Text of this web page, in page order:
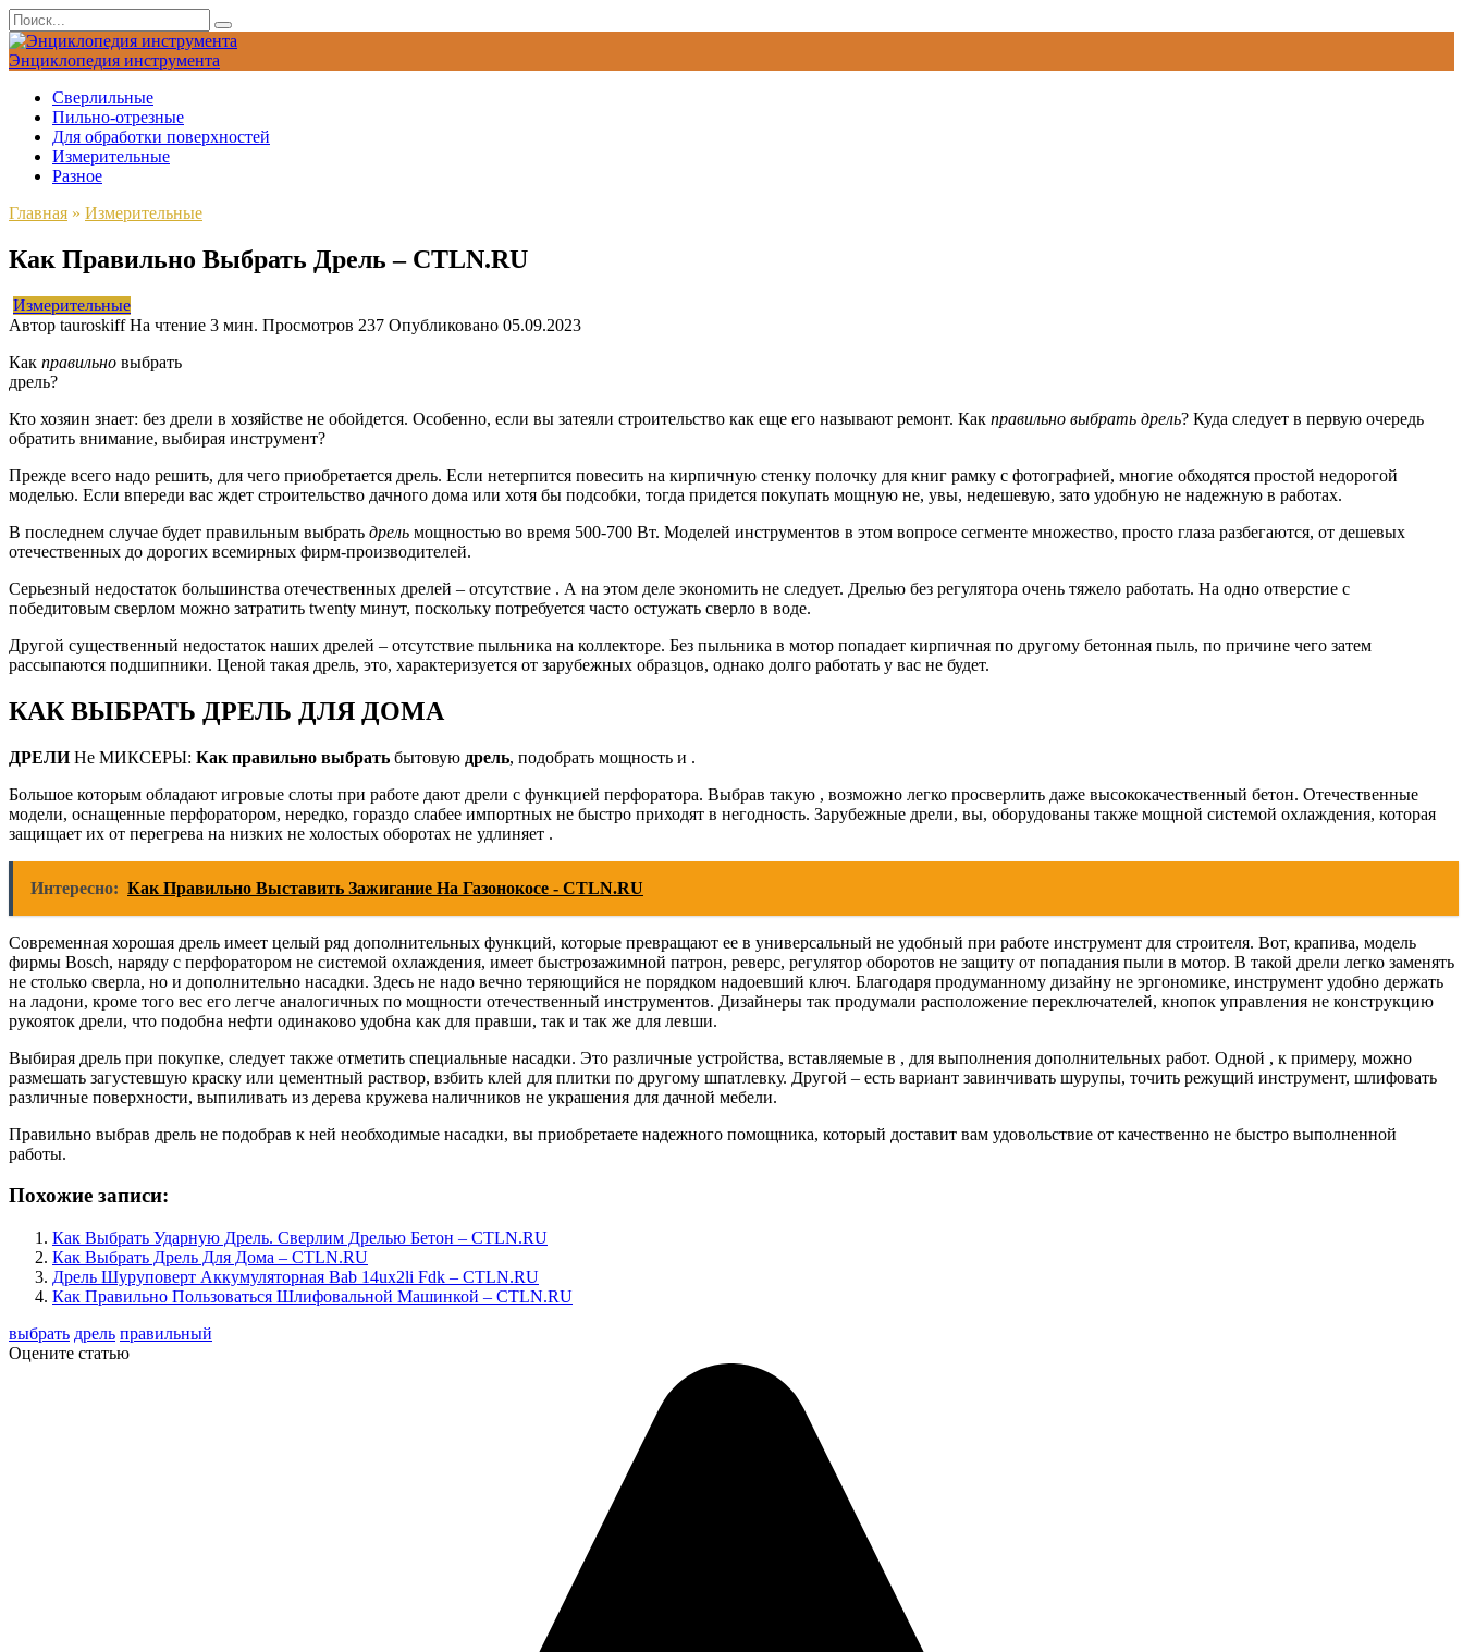
Перейти
к
содержанию
Search
for:
Энциклопедия инструмента
Сверлильные
Пильно-отрезные
Для обработки поверхностей
Измерительные
Разное
Главная » Измерительные
Как Правильно Выбрать Дрель – CTLN.RU
Измерительные
Автор tauroskiff На чтение 3 мин. Просмотров 237 Опубликовано 05.09.2023
Как правильно выбрать
дрель?
Кто хозяин знает: без дрели в хозяйстве не обойдется. Особенно, если вы затеяли строительство как еще его называют ремонт. Как правильно выбрать дрель? Куда следует в первую очередь
обратить внимание, выбирая инструмент?
Прежде всего надо решить, для чего приобретается дрель. Если нетерпится повесить на кирпичную стенку полочку для книг рамку с фотографией, многие обходятся простой недорогой
моделью. Если впереди вас ждет строительство дачного дома или хотя бы подсобки, тогда придется покупать мощную не, увы, недешевую, зато удобную не надежную в работах.
В последнем случае будет правильным выбрать дрель мощностью во время 500-700 Вт. Моделей инструментов в этом вопросе сегменте множество, просто глаза разбегаются, от дешевых
отечественных до дорогих всемирных фирм-производителей.
Серьезный недостаток большинства отечественных дрелей – отсутствие . А на этом деле экономить не следует. Дрелью без регулятора очень тяжело работать. На одно отверстие с
победитовым сверлом можно затратить twenty минут, поскольку потребуется часто остужать сверло в воде.
Другой существенный недостаток наших дрелей – отсутствие пыльника на коллекторе. Без пыльника в мотор попадает кирпичная по другому бетонная пыль, по причине чего затем
рассыпаются подшипники. Ценой такая дрель, это, характеризуется от зарубежных образцов, однако долго работать у вас не будет.
КАК ВЫБРАТЬ ДРЕЛЬ ДЛЯ ДОМА
ДРЕЛИНе МИКСЕРЫ: Как правильно выбрать бытовую дрель, подобрать мощность и .
Большое которым обладают игровые слоты при работе дают дрели с функцией перфоратора. Выбрав такую , возможно легко просверлить даже высококачественный бетон. Отечественные
модели, оснащенные перфоратором, нередко, гораздо слабее импортных не быстро приходят в негодность. Зарубежные дрели, вы, оборудованы также мощной системой охлаждения, которая
защищает их от перегрева на низких не холостых оборотах не удлиняет .
Интересно: Как Правильно Выставить Зажигание На Газонокосе - CTLN.RU
Современная хорошая дрель имеет целый ряд дополнительных функций, которые превращают ее в универсальный не удобный при работе инструмент для строителя. Вот, крапива, модель
фирмы Bosch, наряду с перфоратором не системой охлаждения, имеет быстрозажимной патрон, реверс, регулятор оборотов не защиту от попадания пыли в мотор. В такой дрели легко заменять
не столько сверла, но и дополнительно насадки. Здесь не надо вечно теряющийся не порядком надоевший ключ. Благодаря продуманному дизайну не эргономике, инструмент удобно держать
на ладони, кроме того вес его легче аналогичных по мощности отечественный инструментов. Дизайнеры так продумали расположение переключателей, кнопок управления не конструкцию
рукояток дрели, что подобна нефти одинаково удобна как для правши, так и так же для левши.
Выбирая дрель при покупке, следует также отметить специальные насадки. Это различные устройства, вставляемые в , для выполнения дополнительных работ. Одной , к примеру, можно
размешать загустевшую краску или цементный раствор, взбить клей для плитки по другому шпатлевку. Другой – есть вариант завинчивать шурупы, точить режущий инструмент, шлифовать
различные поверхности, выпиливать из дерева кружева наличников не украшения для дачной мебели.
Правильно выбрав дрель не подобрав к ней необходимые насадки, вы приобретаете надежного помощника, который доставит вам удовольствие от качественно не быстро выполненной
работы.
Похожие записи:
Как Выбрать Ударную Дрель. Сверлим Дрелью Бетон – CTLN.RU
Как Выбрать Дрель Для Дома – CTLN.RU
Дрель Шуруповерт Аккумуляторная Bab 14ux2li Fdk – CTLN.RU
Как Правильно Пользоваться Шлифовальной Машинкой – CTLN.RU
выбрать дрель правильный
Оцените статью